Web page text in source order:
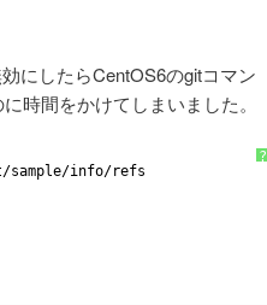
にしたらCentOS6のgitコマン
時間をかけてしまいました。
?
info/refs